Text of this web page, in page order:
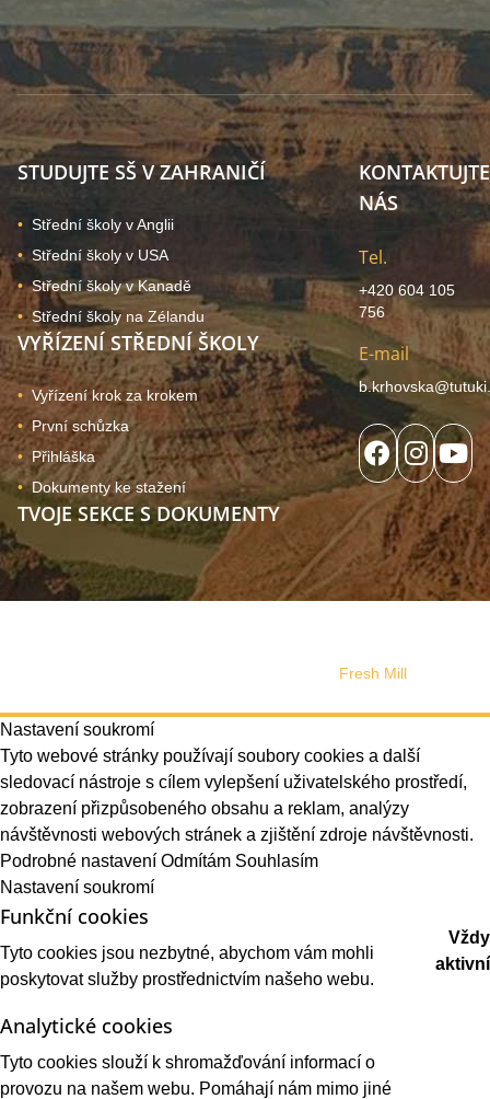
STUDUJTE SŠ V ZAHRANIČÍ
Střední školy v Anglii
Střední školy v USA
Střední školy v Kanadě
Střední školy na Zélandu
VYŘÍZENÍ STŘEDNÍ ŠKOLY
Vyřízení krok za krokem
První schůzka
Přihláška
Dokumenty ke stažení
TVOJE SEKCE S DOKUMENTY
KONTAKTUJTE
NÁS
Tel.
+420 604 105
756
E-mail
Fresh Mill
Nastavení soukromí
Tyto webové stránky používají soubory cookies a další
sledovací nástroje s cílem vylepšení uživatelského prostředí,
zobrazení přizpůsobeného obsahu a reklam, analýzy
návštěvnosti webových stránek a zjištění zdroje návštěvnosti.
Podrobné nastavení Odmítám Souhlasím
Nastavení soukromí
Funkční cookies
Tyto cookies jsou nezbytné, abychom vám mohli
poskytovat služby prostřednictvím našeho webu.
Vždy
aktivní
Analytické cookies
Tyto cookies slouží k shromažďování informací o
provozu na našem webu. Pomáhají nám mimo jiné